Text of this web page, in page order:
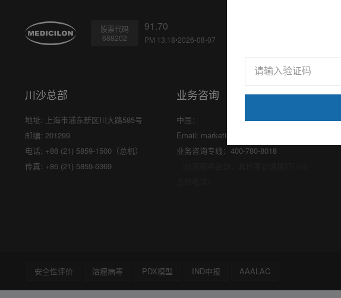
股票代码
688202
91.70
PM 13:18•2026-08-07
川沙总部
地址: 上海市浦东新区川大路585号
邮编: 201299
电话: +86 (21) 5859-1500（总机）
传真: +86 (21) 5859-6369
业务咨询
中国：
Email: marketing@medicilon.com
业务咨询专线：400-780-8018
安全性评价 溶瘤病毒 PDX模型 IND申报 AAALAC